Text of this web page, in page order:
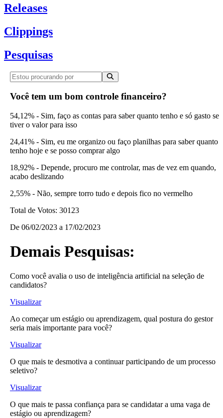
Releases
Clippings
Pesquisas
Você tem um bom controle financeiro?
54,12% - Sim, faço as contas para saber quanto tenho e só gasto se
tiver o valor para isso
24,41% - Sim, eu me organizo ou faço planilhas para saber quanto
tenho hoje e se posso comprar algo
18,92% - Depende, procuro me controlar, mas de vez em quando,
acabo deslizando
2,55% - Não, sempre torro tudo e depois fico no vermelho
Total de Votos: 30123
De 06/02/2023 a 17/02/2023
Demais Pesquisas:
Como você avalia o uso de inteligência artificial na seleção de
candidatos?
Visualizar
Ao começar um estágio ou aprendizagem, qual postura do gestor
seria mais importante para você?
Visualizar
O que mais te desmotiva a continuar participando de um processo
seletivo?
Visualizar
O que mais te passa confiança para se candidatar a uma vaga de
estágio ou aprendizagem?